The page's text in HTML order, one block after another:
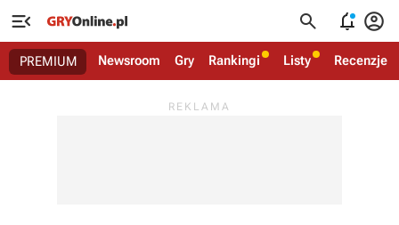
   
PREMIUM Newsroom Gry Rankingi Listy Recenzje